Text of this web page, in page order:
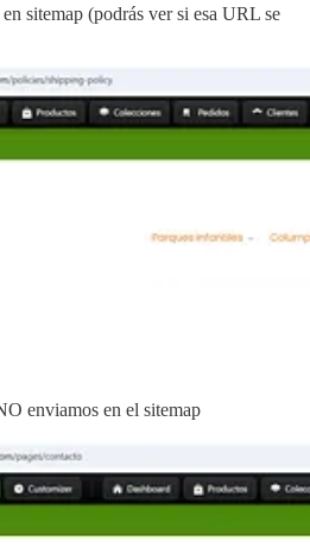
sitemap (podrás ver si esa URL se
enviamos en el sitemap